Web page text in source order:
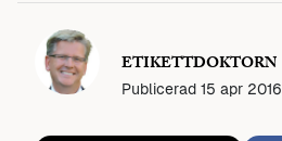
ETIKETTDOKTORN
Publicerad 15 apr 2016